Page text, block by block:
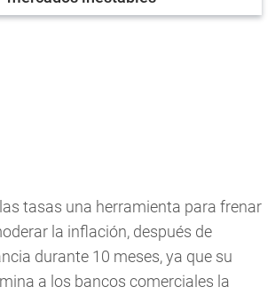
tasas una herramienta para frenar
la inflación, después de
durante 10 meses, ya que su
a los bancos comerciales la